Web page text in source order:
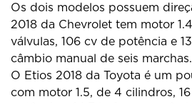
Os dois modelos possuem
2018 da Chevrolet tem motor
válvulas, 106 cv de potência e
câmbio manual de seis marchas.
O Etios 2018 da Toyota é um
com motor 1.5, de 4 cilindros,